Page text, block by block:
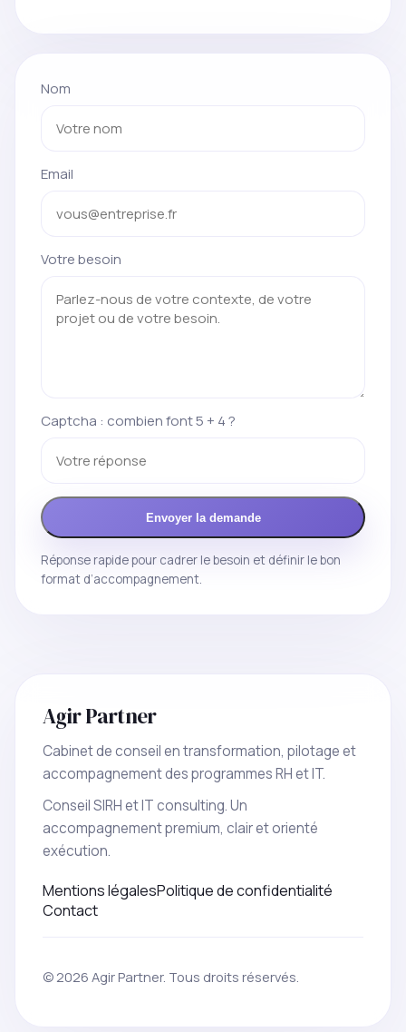
Nom
Email
Votre besoin
Captcha : combien font 5 + 4 ?
Envoyer la demande
Réponse rapide pour cadrer le besoin et définir le bon
format d’accompagnement.
Agir Partner
Cabinet de conseil en transformation, pilotage et
accompagnement des programmes RH et IT.
Conseil SIRH et IT consulting. Un
accompagnement premium, clair et orienté
exécution.
Mentions légalesPolitique de confidentialité
Contact
© 2026 Agir Partner. Tous droits réservés.